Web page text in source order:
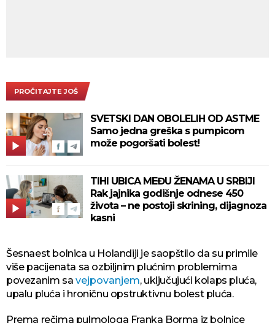
PROČITAJTE JOŠ
SVETSKI DAN OBOLELIH OD ASTME
Samo jedna greška s pumpicom
može pogoršati bolest!
TIHI UBICA MEĐU ŽENAMA U SRBIJI
Rak jajnika godišnje odnese 450
života – ne postoji skrining, dijagnoza
kasni
Šesnaest bolnica u Holandiji je saopštilo da su primile
više pacijenata sa ozbiljnim plućnim problemima
povezanim sa vejpovanjem, uključujući kolaps pluća,
upalu pluća i hroničnu opstruktivnu bolest pluća.
Prema rečima pulmologa Franka Borma iz bolnice